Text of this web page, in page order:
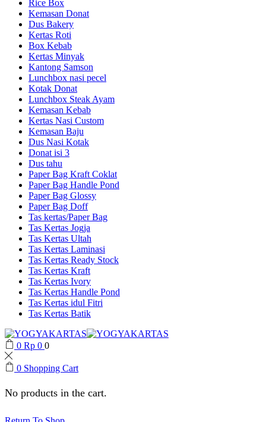
Rice Box
Kemasan Donat
Dus Bakery
Kertas Roti
Box Kebab
Kertas Minyak
Kantong Samson
Lunchbox nasi pecel
Kotak Donat
Lunchbox Steak Ayam
Kemasan Kebab
Kertas Nasi Custom
Kemasan Baju
Dus Nasi Kotak
Donat isi 3
Dus tahu
Paper Bag Kraft Coklat
Paper Bag Handle Pond
Paper Bag Glossy
Paper Bag Doff
Tas kertas/Paper Bag
Tas Kertas Jogja
Tas Kertas Ultah
Tas Kertas Laminasi
Tas Kertas Ready Stock
Tas Kertas Kraft
Tas Kertas Ivory
Tas Kertas Handle Pond
Tas Kertas idul Fitri
Tas Kertas Batik
0 Rp 0 0
0 Shopping Cart
No products in the cart.